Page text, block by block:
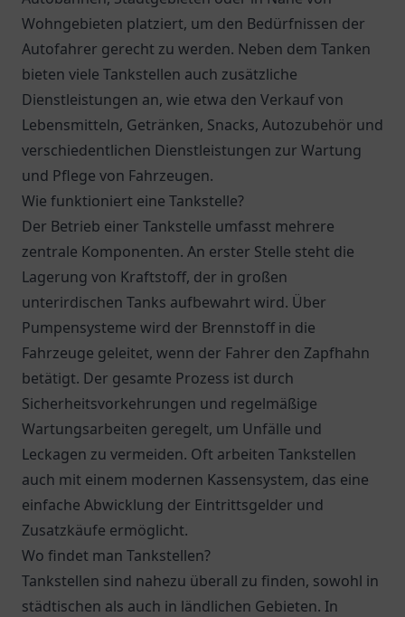
Wohngebieten platziert, um den Bedürfnissen der
Autofahrer gerecht zu werden. Neben dem Tanken
bieten viele Tankstellen auch zusätzliche
Dienstleistungen an, wie etwa den Verkauf von
Lebensmitteln, Getränken, Snacks, Autozubehör und
verschiedentlichen Dienstleistungen zur Wartung
und Pflege von Fahrzeugen.
Wie funktioniert eine Tankstelle?
Der Betrieb einer Tankstelle umfasst mehrere
zentrale Komponenten. An erster Stelle steht die
Lagerung von Kraftstoff, der in großen
unterirdischen Tanks aufbewahrt wird. Über
Pumpensysteme wird der Brennstoff in die
Fahrzeuge geleitet, wenn der Fahrer den Zapfhahn
betätigt. Der gesamte Prozess ist durch
Sicherheitsvorkehrungen und regelmäßige
Wartungsarbeiten geregelt, um Unfälle und
Leckagen zu vermeiden. Oft arbeiten Tankstellen
auch mit einem modernen Kassensystem, das eine
einfache Abwicklung der Eintrittsgelder und
Zusatzkäufe ermöglicht.
Wo findet man Tankstellen?
Tankstellen sind nahezu überall zu finden, sowohl in
städtischen als auch in ländlichen Gebieten. In